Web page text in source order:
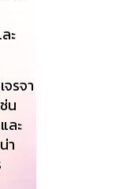
ะ
รจา
น
ละ
า